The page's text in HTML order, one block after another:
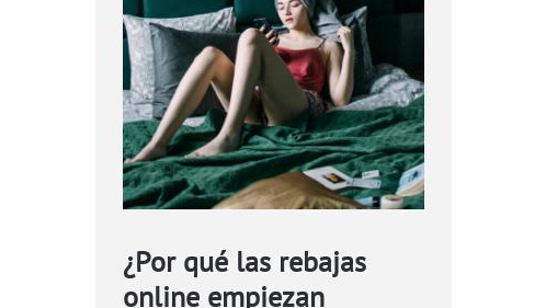
¿Por qué las rebajas
online empiezan